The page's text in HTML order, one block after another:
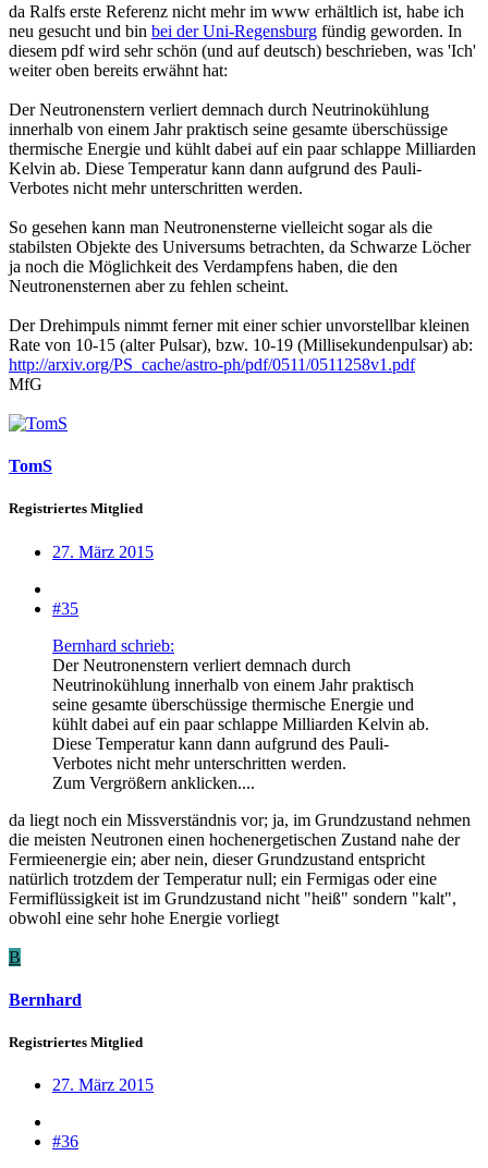
da Ralfs erste Referenz nicht mehr im www erhältlich ist, habe ich
neu gesucht und bin bei der Uni-Regensburg fündig geworden. In
diesem pdf wird sehr schön (und auf deutsch) beschrieben, was 'Ich'
weiter oben bereits erwähnt hat:
Der Neutronenstern verliert demnach durch Neutrinokühlung
innerhalb von einem Jahr praktisch seine gesamte überschüssige
thermische Energie und kühlt dabei auf ein paar schlappe Milliarden
Kelvin ab. Diese Temperatur kann dann aufgrund des Pauli-
Verbotes nicht mehr unterschritten werden.
So gesehen kann man Neutronensterne vielleicht sogar als die
stabilsten Objekte des Universums betrachten, da Schwarze Löcher
ja noch die Möglichkeit des Verdampfens haben, die den
Neutronensternen aber zu fehlen scheint.
Der Drehimpuls nimmt ferner mit einer schier unvorstellbar kleinen
Rate von 10-15 (alter Pulsar), bzw. 10-19 (Millisekundenpulsar) ab:
http://arxiv.org/PS_cache/astro-ph/pdf/0511/0511258v1.pdf
MfG
TomS
Registriertes Mitglied
27. März 2015
#35
Bernhard schrieb:
Der Neutronenstern verliert demnach durch
Neutrinokühlung innerhalb von einem Jahr praktisch
seine gesamte überschüssige thermische Energie und
kühlt dabei auf ein paar schlappe Milliarden Kelvin ab.
Diese Temperatur kann dann aufgrund des Pauli-
Verbotes nicht mehr unterschritten werden.
Zum Vergrößern anklicken....
da liegt noch ein Missverständnis vor; ja, im Grundzustand nehmen
die meisten Neutronen einen hochenergetischen Zustand nahe der
Fermieenergie ein; aber nein, dieser Grundzustand entspricht
natürlich trotzdem der Temperatur null; ein Fermigas oder eine
Fermiflüssigkeit ist im Grundzustand nicht "heiß" sondern "kalt",
obwohl eine sehr hohe Energie vorliegt
B
Bernhard
Registriertes Mitglied
27. März 2015
#36